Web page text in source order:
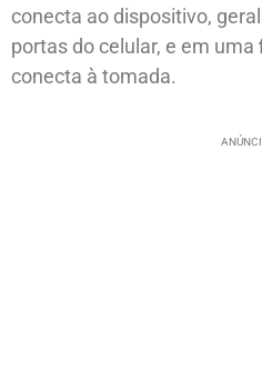
conecta ao dispositivo,
portas do celular, e em uma
conecta à tomada.